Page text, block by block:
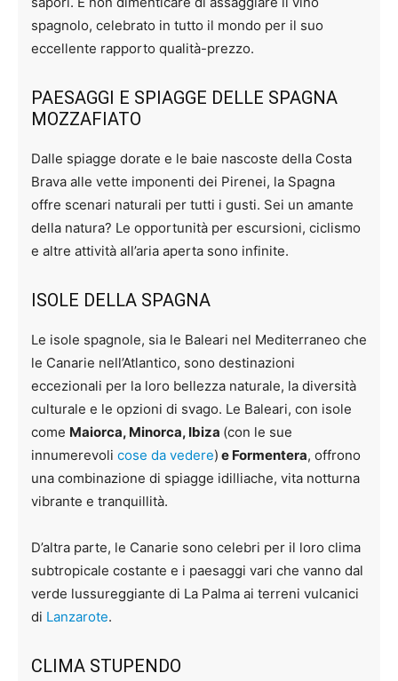
spagnolo, celebrato in tutto il mondo per il suo
eccellente rapporto qualità-prezzo.
PAESAGGI E SPIAGGE DELLE SPAGNA
MOZZAFIATO
Dalle spiagge dorate e le baie nascoste della Costa
Brava alle vette imponenti dei Pirenei, la Spagna
offre scenari naturali per tutti i gusti. Sei un amante
della natura? Le opportunità per escursioni, ciclismo
e altre attività all’aria aperta sono infinite.
ISOLE DELLA SPAGNA
Le isole spagnole, sia le Baleari nel Mediterraneo che
le Canarie nell’Atlantico, sono destinazioni
eccezionali per la loro bellezza naturale, la diversità
culturale e le opzioni di svago. Le Baleari, con isole
come Maiorca, Minorca, Ibiza (con le sue
innumerevoli cose da vedere) e Formentera, offrono
una combinazione di spiagge idilliache, vita notturna
vibrante e tranquillità.
D’altra parte, le Canarie sono celebri per il loro clima
subtropicale costante e i paesaggi vari che vanno dal
verde lussureggiante di La Palma ai terreni vulcanici
di Lanzarote.
CLIMA STUPENDO